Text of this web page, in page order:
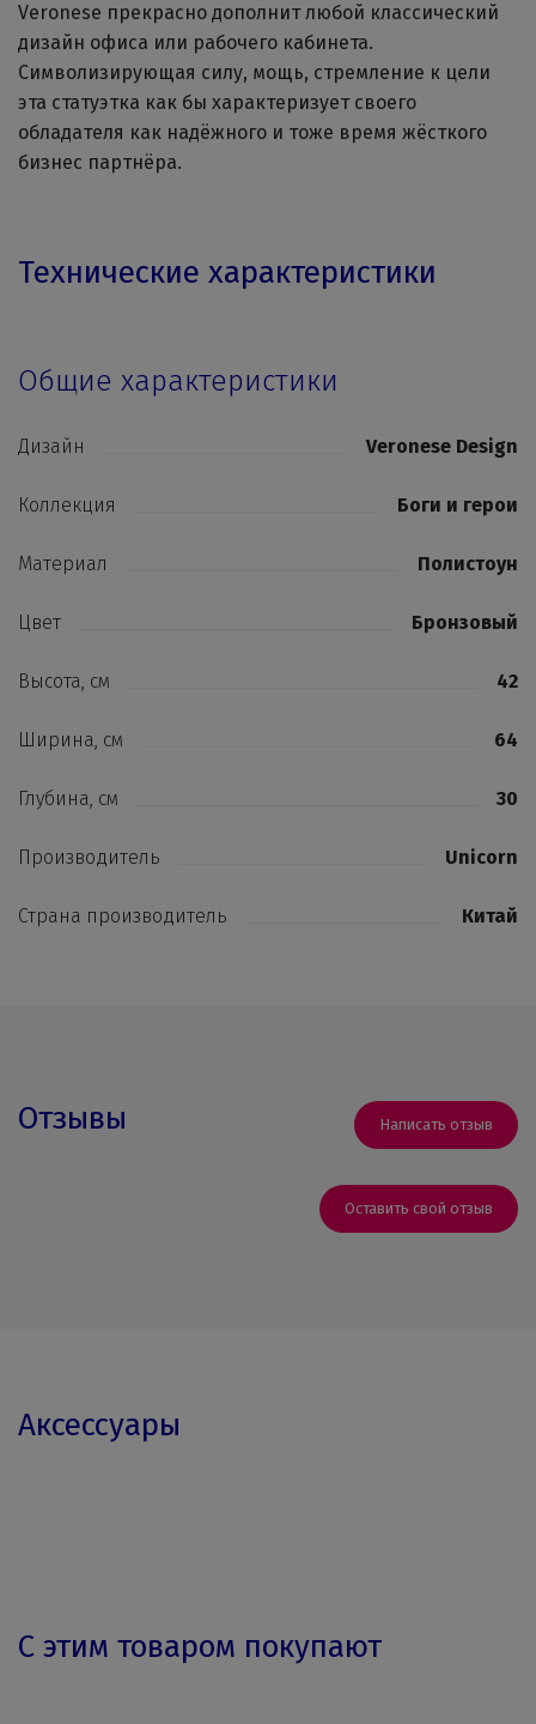
Veronese прекрасно дополнит любой классический
дизайн офиса или рабочего кабинета.
Символизирующая силу, мощь, стремление к цели
эта статуэтка как бы характеризует своего
обладателя как надёжного и тоже время жёсткого
бизнес партнёра.
Технические характеристики
Общие характеристики
Дизайн Veronese Design
Коллекция Боги и герои
Материал Полистоун
Цвет Бронзовый
Высота, см 42
Ширина, см 64
Глубина, см 30
Производитель Unicorn
Страна производитель Китай
Отзывы Написать отзыв
Оставить свой отзыв
Аксессуары
С этим товаром покупают